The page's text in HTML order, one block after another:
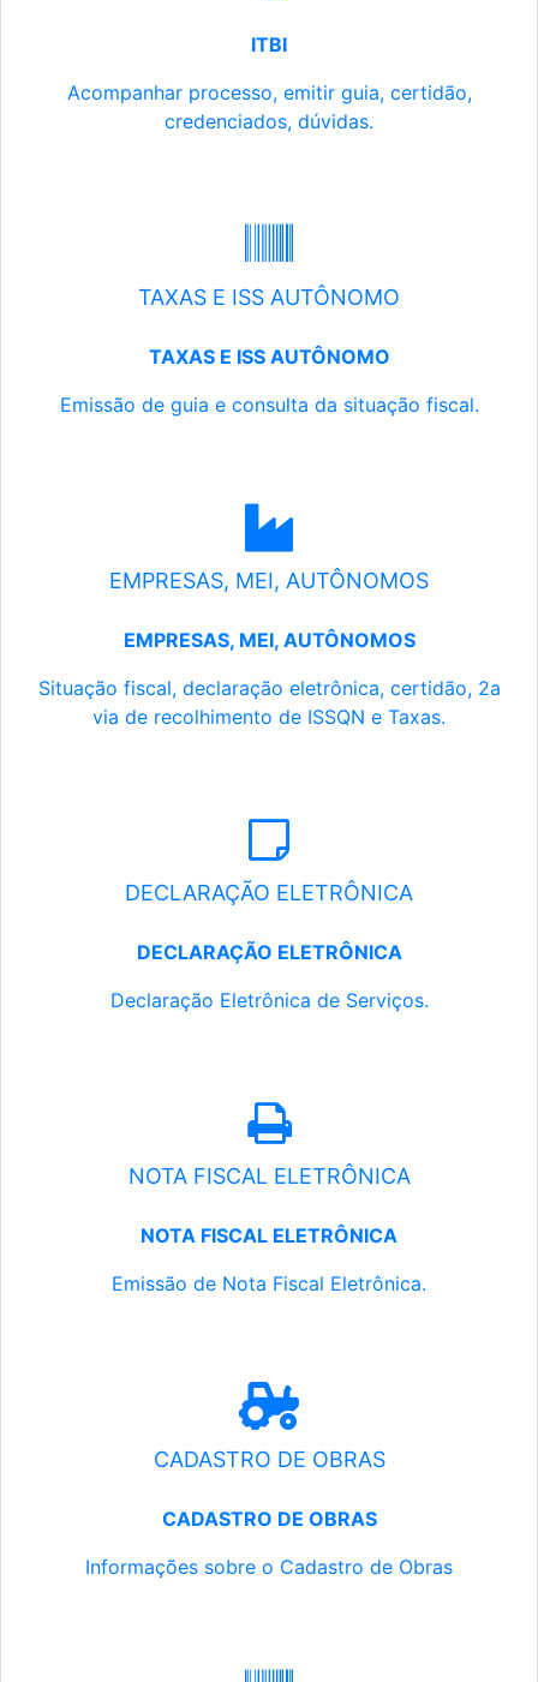
ITBI
Acompanhar processo, emitir guia, certidão,
credenciados, dúvidas.
TAXAS E ISS AUTÔNOMO
TAXAS E ISS AUTÔNOMO
Emissão de guia e consulta da situação fiscal.
EMPRESAS, MEI, AUTÔNOMOS
EMPRESAS, MEI, AUTÔNOMOS
Situação fiscal, declaração eletrônica, certidão, 2a
via de recolhimento de ISSQN e Taxas.
DECLARAÇÃO ELETRÔNICA
DECLARAÇÃO ELETRÔNICA
Declaração Eletrônica de Serviços.
NOTA FISCAL ELETRÔNICA
NOTA FISCAL ELETRÔNICA
Emissão de Nota Fiscal Eletrônica.
CADASTRO DE OBRAS
CADASTRO DE OBRAS
Informações sobre o Cadastro de Obras